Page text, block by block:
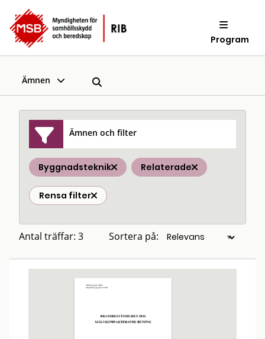
Program
Ämnen
Ämnen och filter
Byggnadsteknik Relaterade
Rensa filter
Antal träffar: 3 Sortera på: